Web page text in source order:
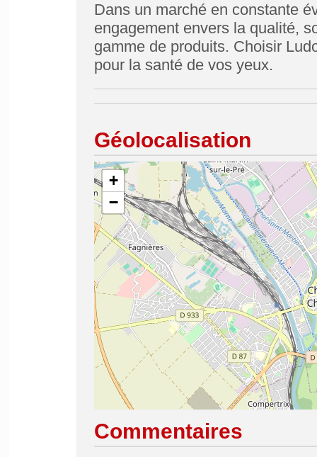
Dans un marché en constante
engagement envers la qualité,
gamme de produits. Choisir
pour la santé de vos yeux.
Géolocalisation
+
−
Commentaires